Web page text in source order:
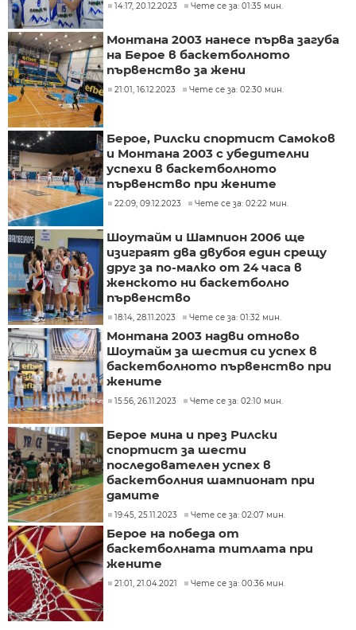
14:17, 20.12.2023 Чете се за: 01:35 мин.
Монтана 2003 нанесе първа загуба
на Берое в баскетболното
първенство за жени
21:01, 16.12.2023 Чете се за: 02:30 мин.
Берое, Рилски спортист Самоков
и Монтана 2003 с убедителни
успехи в баскетболното
първенство при жените
22:09, 09.12.2023 Чете се за: 02:22 мин.
Шоутайм и Шампион 2006 ще
изиграят два двубоя един срещу
друг за по-малко от 24 часа в
женското ни баскетболно
първенство
18:14, 28.11.2023 Чете се за: 01:32 мин.
Монтана 2003 надви отново
Шоутайм за шестия си успех в
баскетболното първенство при
жените
15:56, 26.11.2023 Чете се за: 02:10 мин.
Берое мина и през Рилски
спортист за шести
последователен успех в
баскетболния шампионат при
дамите
19:45, 25.11.2023 Чете се за: 02:07 мин.
Берое на победа от
баскетболната титлата при
жените
21:01, 21.04.2021 Чете се за: 00:36 мин.